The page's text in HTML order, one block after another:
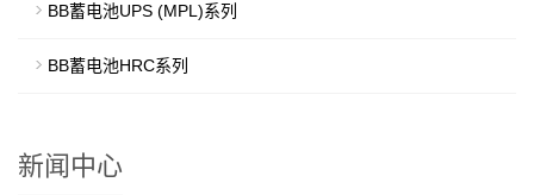
BB蓄电池UPS (MPL)系列
BB蓄电池HRC系列
新闻中心